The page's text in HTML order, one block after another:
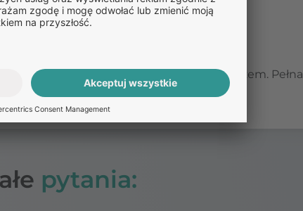
długo, należy skonsultować się z lekarzem. Pełna
się w ulotce.
pytania: